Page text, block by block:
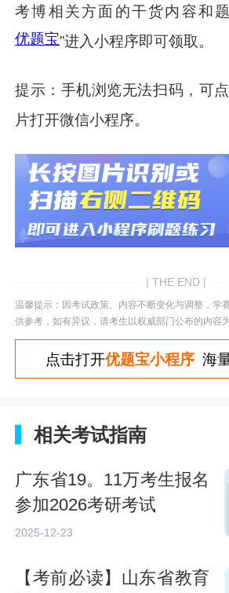
考博相关方面的干货内容和
优题宝”进入小程序即可领取。
提示：手机浏览无法扫码，可
片打开微信小程序。
| THE END |
温馨提示：因考试政策、内容不断变化与调整，学
供参考，如有异议，请考生以权威部门公布的内容为
点击打开优题宝小程序海量
相关考试指南
广东省19。11万考生报名
参加2026考研考试
2025-12-23
【考前必读】山东省教育